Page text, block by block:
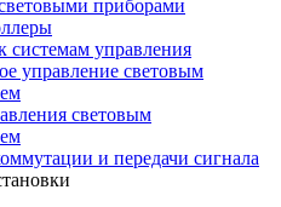
приборами
системам управления
управление световым
световым
и передачи сигнала